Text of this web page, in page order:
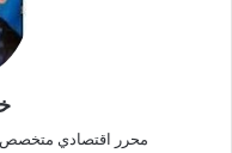
محرر اقتصادي متخصص